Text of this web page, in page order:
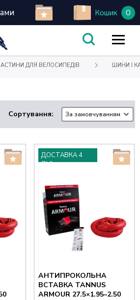
Кошик 0
ДЛЯ ВЕЛОСИПЕДІВ ШИНИ І
Сортування: За замовчуванням
ДОСТАВКА 4
ДНІ
АНТИПРОКОЛЬНА
ВСТАВКА TANNUS
ARMOUR 27.5×1.95–2.50